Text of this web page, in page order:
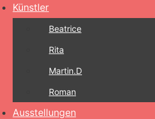
Künstler
Beatrice
Rita
Martin.D
Roman
Ausstellungen